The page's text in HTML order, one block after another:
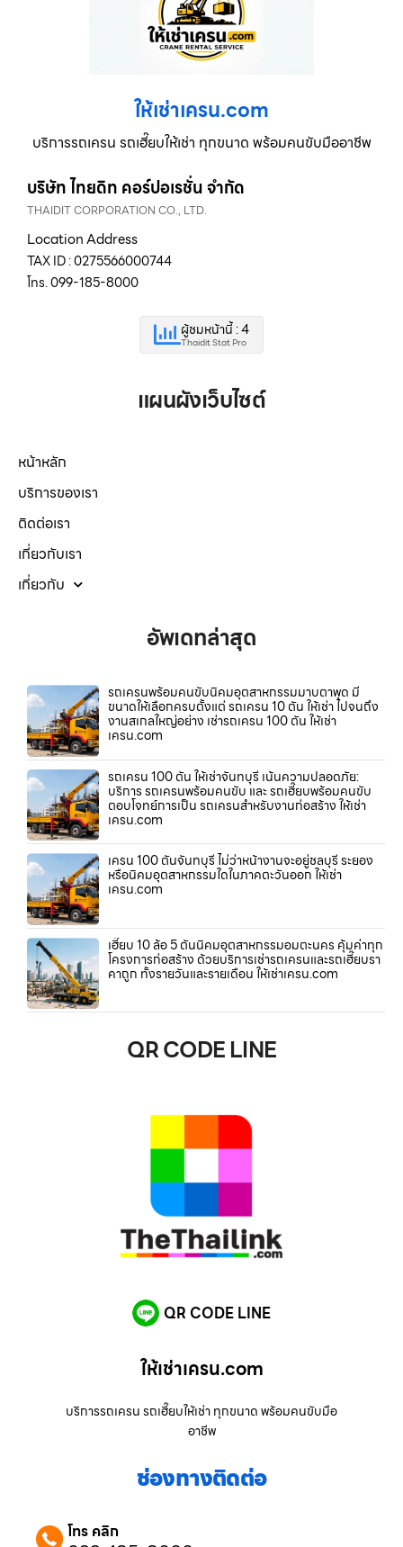
ให้เช่าเครน.com
บริการรถเครน รถเฮี๊ยบให้เช่า ทุกขนาด พร้อมคนขับมืออาชีพ
บริษัท ไทยดิท คอร์ปอเรชั่น จำกัด
THAIDIT CORPORATION CO., LTD.
Location Address
TAX ID : 0275566000744
โทร. 099-185-8000
ผู้ชมหน้านี้ : 4
Thaidit Stat Pro
แผนผังเว็บไซต์
หน้าหลัก
บริการของเรา
ติดต่อเรา
เกี่ยวกับเรา
เกี่ยวกับ
อัพเดทล่าสุด
รถเครนพร้อมคนขับนิคมอุตสาหกรรมมาบตาพุด มี
ขนาดให้เลือกครบตั้งแต่ รถเครน 10 ตัน ให้เช่า ไปจนถึง
งานสเกลใหญ่อย่าง เช่ารถเครน 100 ตัน ให้เช่า
เครน.com
รถเครน 100 ตัน ให้เช่าจันทบุรี เน้นความปลอดภัย:
บริการ รถเครนพร้อมคนขับ และ รถเฮี๊ยบพร้อมคนขับ
ตอบโจทย์การเป็น รถเครนสำหรับงานก่อสร้าง ให้เช่า
เครน.com
เครน 100 ตันจันทบุรี ไม่ว่าหน้างานจะอยู่ชลบุรี ระยอง
หรือนิคมอุตสาหกรรมใดในภาคตะวันออก ให้เช่า
เครน.com
เฮี๊ยบ 10 ล้อ 5 ตันนิคมอุตสาหกรรมอมตะนคร คุ้มค่าทุก
โครงการก่อสร้าง ด้วยบริการเช่ารถเครนและรถเฮี๊ยบรา
คาถูก ทั้งรายวันและรายเดือน ให้เช่าเครน.com
QR CODE LINE
QR CODE LINE
ให้เช่าเครน.com
บริการรถเครน รถเฮี๊ยบให้เช่า ทุกขนาด พร้อมคนขับมือ
อาชีพ
ช่องทางติดต่อ
โทร คลิก